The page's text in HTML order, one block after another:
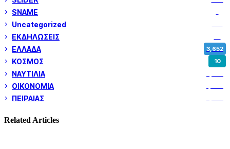
SNAME
Uncategorized
ΕΚΔΗΛΩΣΕΙΣ
ΕΛΛΑΔΑ 3,652
ΚΟΣΜΟΣ 10
ΝΑΥΤΙΛΙΑ
ΟΙΚΟΝΟΜΙΑ
ΠΕΙΡΑΙΑΣ
Related Articles